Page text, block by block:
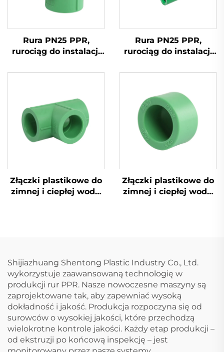
Rura PN25 PPR,
rurociąg do instalacji
woda, rura PPR
Rura PN25 PPR,
rurociąg do instalacji
woda, rura PPR
Złączki plastikowe do
zimnej i ciepłej wody,
Złączki plastikowe do
zimnej i ciepłej wody,
Shijiazhuang Shentong Plastic Industry Co., Ltd.
wykorzystuje zaawansowaną technologię w
produkcji rur PPR. Nasze nowoczesne maszyny są
zaprojektowane tak, aby zapewniać wysoką
dokładność i jakość. Produkcja rozpoczyna się od
surowców o wysokiej jakości, które przechodzą
wielokrotne kontrole jakości. Każdy etap produkcji –
od ekstruzji po końcową inspekcję – jest